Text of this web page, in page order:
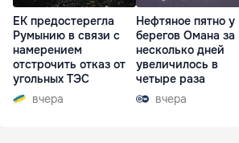
ЕК предостерегла
Румынию в связи с
намерением
отстрочить отказ от
угольных ТЭС
вчера
Нефтяное пятно у
берегов Омана за
несколько дней
увеличилось в
четыре раза
вчера